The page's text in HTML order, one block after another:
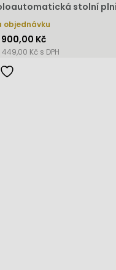
stolní
objednávku
900,00 Kč
449,00 Kč s DPH